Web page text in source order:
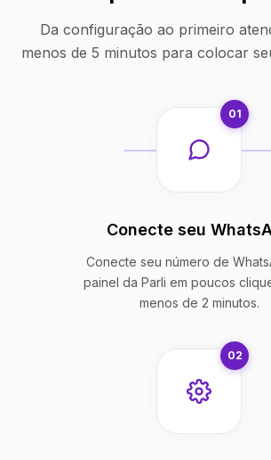
Da configuração ao primeiro
menos de 5 minutos para colocar
01
Conecte seu
Conecte seu número de
painel da Parli em poucos
menos de 2 minutos.
02